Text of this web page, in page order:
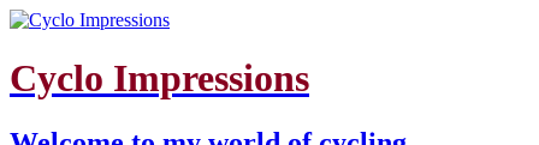
Cyclo Impressions